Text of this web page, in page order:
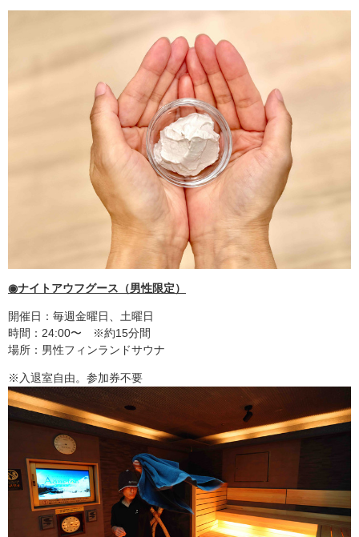
◉ナイトアウフグース（男性限定）
開催日：毎週金曜日、土曜日
時間：24:00〜 ※約15分間
場所：男性フィンランドサウナ
※入退室自由。参加券不要